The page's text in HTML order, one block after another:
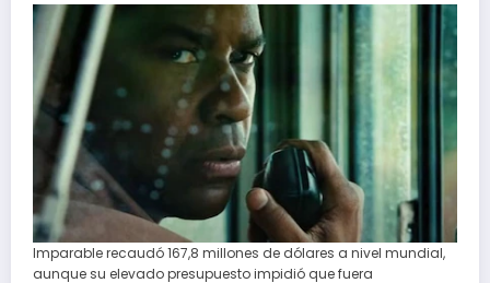
Imparable recaudó 167,8 millones de dólares a nivel mundial,
aunque su elevado presupuesto impidió que fuera